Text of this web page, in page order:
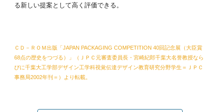
る新しい提案として高く評価できる。
ＣＤ－ＲＯＭ出版「JAPAN PACKAGING COMPETITION 40回記念展（大臣賞
68点の歴史をつづる）」（ＪＰＣ元審査委員長・宮崎紀郎千葉大名誉教授なら
びに千葉大工学部デザイン工学科視覚伝達デザイン教育研究分野学生＝ＪＰＣ
事務局2002年刊＝）より転載。